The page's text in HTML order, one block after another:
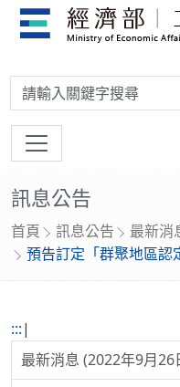
搜尋:
訊息公告
首頁 訊息公告
最新消
預告訂定「群聚地區認
:::|
最新消息 (2022年9月26